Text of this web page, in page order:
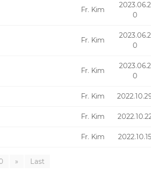
Fr. Kim
2023.06.2
0
Fr. Kim
2023.06.2
0
Fr. Kim
2023.06.2
0
Fr. Kim
Fr. Kim
Fr. Kim 2022.10.15
» Last